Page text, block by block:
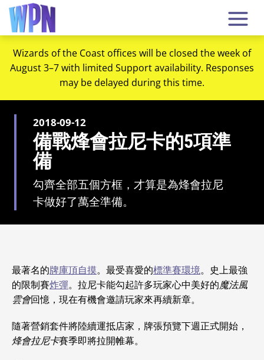
Wizards of the Coast offices will be closed the week of
August 3–7 with limited Support availability. Responses
may be delayed during this time.
2018-09-12
備戰烽會拉尼卡的5項準
備
勾齊全部五個方框，才算是為烽會拉尼
卡做好了萬全準備。
最著名的牌庫頂自摸。最受喜愛的標準賽環境。史上最強
的限制賽炸彈。拉尼卡能勾起許多玩家心中美好的魔法風
雲會回憶，現在有機會邀請玩家來再續新章。
隨著營銷套件將陸續運抵店家，牌張預覽下週正式開始，
烽會拉尼卡賽季即將拉開帷幕。